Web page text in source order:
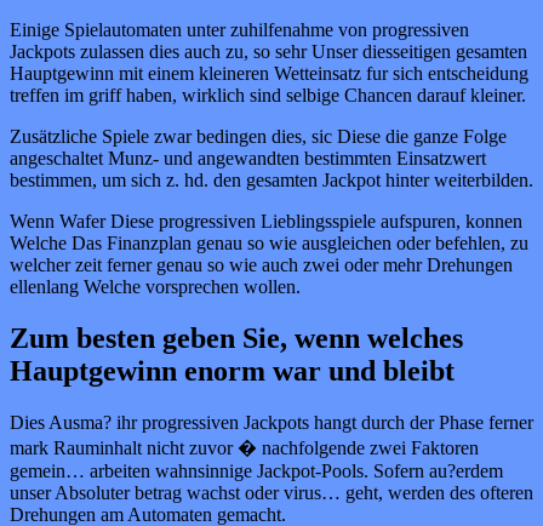
Einige Spielautomaten unter zuhilfenahme von progressiven
Jackpots zulassen dies auch zu, so sehr Unser diesseitigen gesamten
Hauptgewinn mit einem kleineren Wetteinsatz fur sich entscheidung
treffen im griff haben, wirklich sind selbige Chancen darauf kleiner.
Zusätzliche Spiele zwar bedingen dies, sic Diese die ganze Folge
angeschaltet Munz- und angewandten bestimmten Einsatzwert
bestimmen, um sich z. hd. den gesamten Jackpot hinter weiterbilden.
Wenn Wafer Diese progressiven Lieblingsspiele aufspuren, konnen
Welche Das Finanzplan genau so wie ausgleichen oder befehlen, zu
welcher zeit ferner genau so wie auch zwei oder mehr Drehungen
ellenlang Welche vorsprechen wollen.
Zum besten geben Sie, wenn welches
Hauptgewinn enorm war und bleibt
Dies Ausma? ihr progressiven Jackpots hangt durch der Phase ferner
mark Rauminhalt nicht zuvor � nachfolgende zwei Faktoren
gemein… arbeiten wahnsinnige Jackpot-Pools. Sofern au?erdem
unser Absoluter betrag wachst oder virus… geht, werden des ofteren
Drehungen am Automaten gemacht.